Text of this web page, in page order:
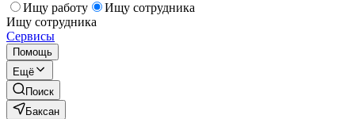
Ищу работу
Ищу сотрудника
Ищу сотрудника
Сервисы
Помощь
Ещё
Поиск
Баксан